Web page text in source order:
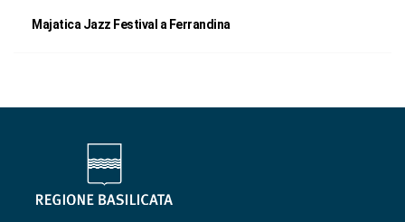
Majatica Jazz Festival a Ferrandina